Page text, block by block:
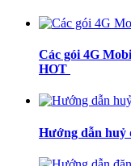
Các gói 4G
HOT
Hướng dẫn huỷ